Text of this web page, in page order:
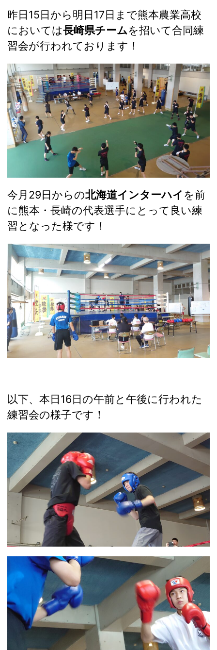
昨日15日から明日17日まで熊本農業高校
においては長崎県チームを招いて合同練
習会が行われております！
今月29日からの北海道インターハイ を前
に熊本・長崎の代表選手にとって良い練
習となった様です！
以下、本日16日の午前と午後に行われた
練習会の様子です！